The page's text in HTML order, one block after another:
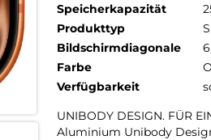
Speicherkapazität
Produkttyp
Bildschirmdiagonale
Farbe
Verfügbarkeit
UNIBODY DESIGN. FÜR
Aluminium Unibody